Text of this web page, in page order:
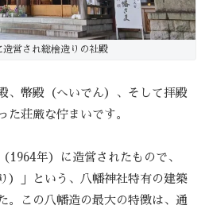
造営され総檜造りの社殿
、幣殿（へいでん）、そして拝殿
た荘厳な佇まいです。
1964年）に造営されたもので、
）」という、八幡神社特有の建築
。この八幡造の最大の特徴は、通